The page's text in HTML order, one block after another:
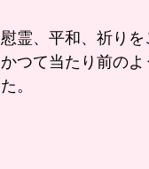
慰霊、平和、祈りを
かつて当たり前の
た。